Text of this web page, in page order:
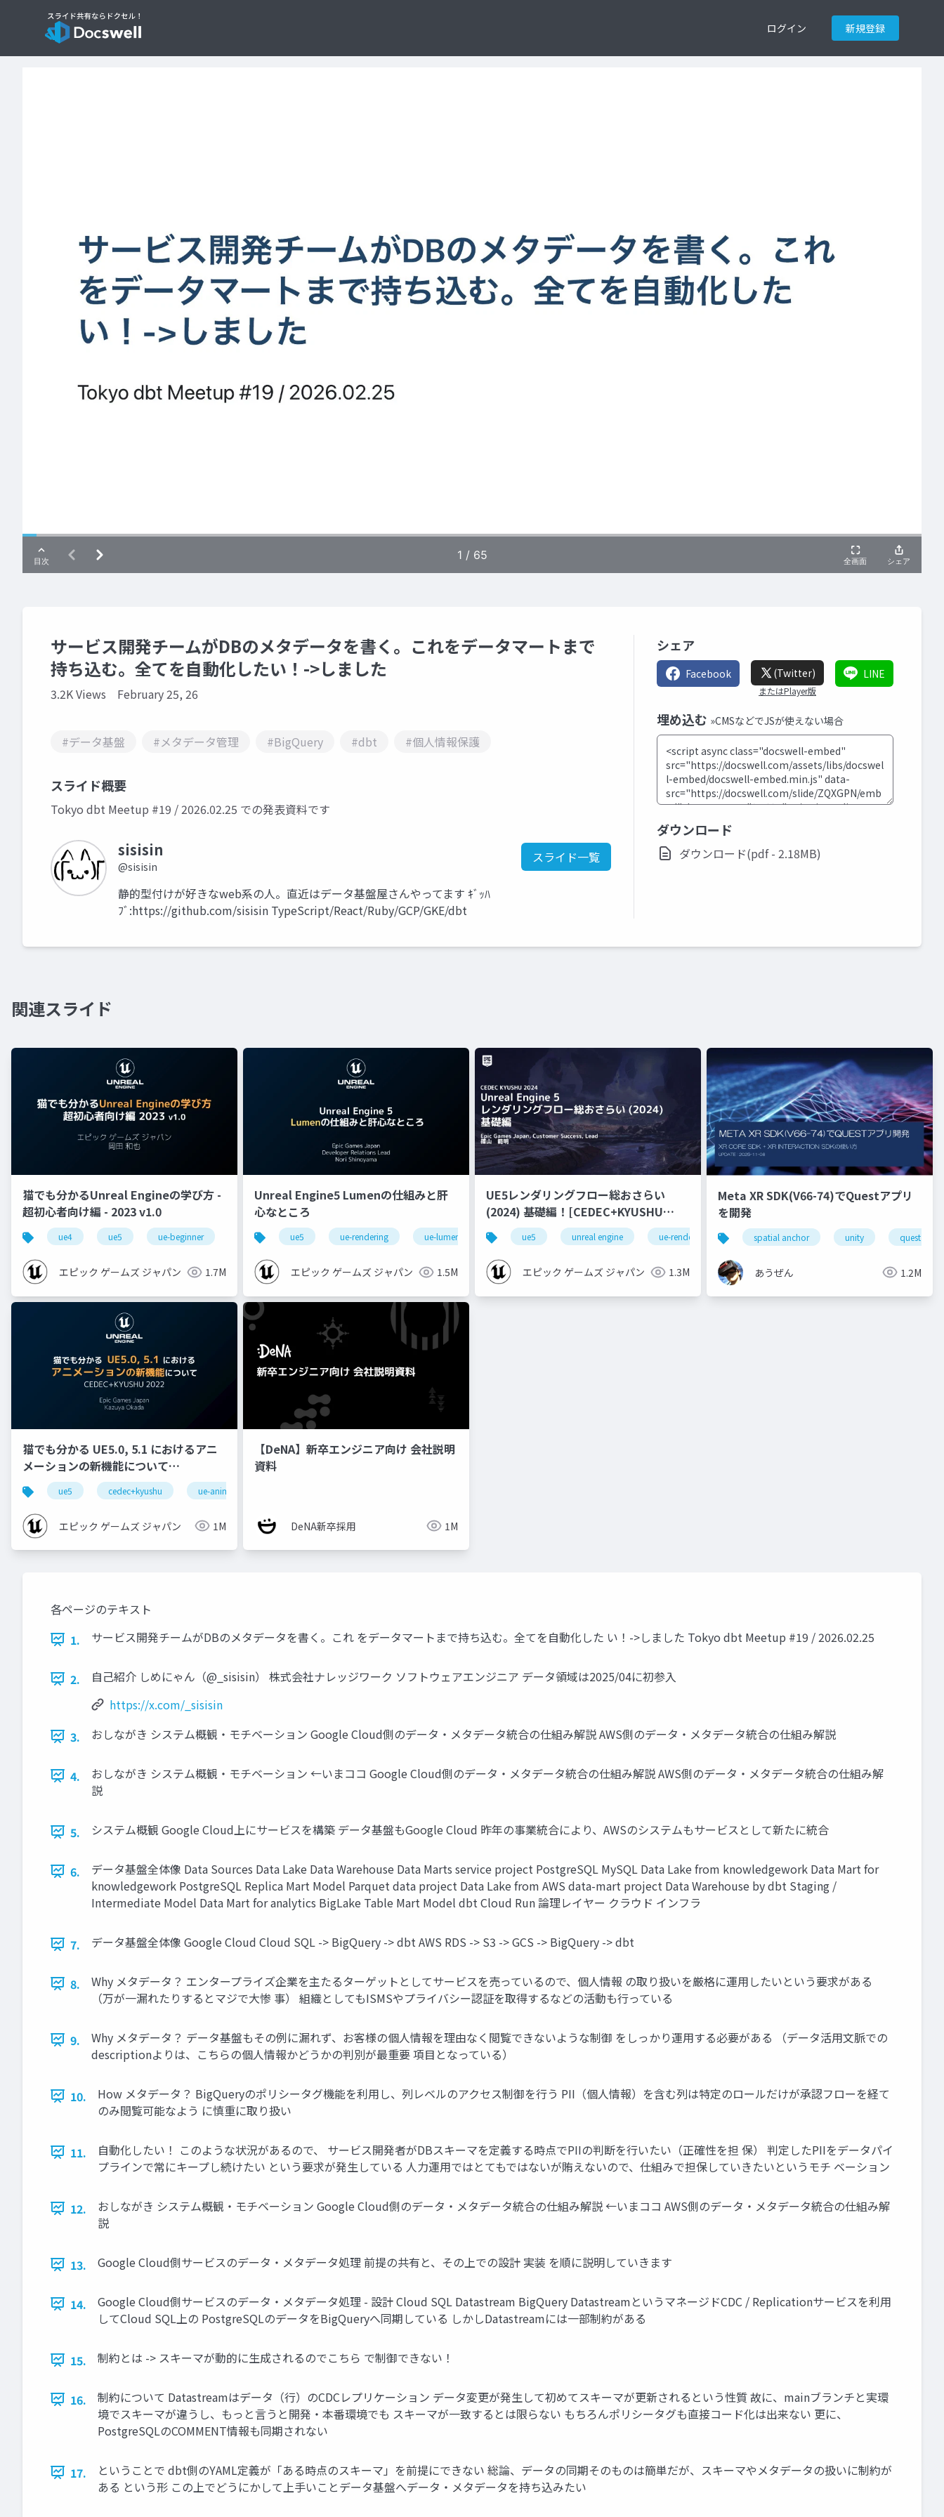
ログイン 新規登録
サービス開発チームがDBのメタデータを書く。これをデータマートまで
持ち込む。全てを自動化したい！->しました
3.2K Views February 25, 26
#データ基盤 #メタデータ管理 #BigQuery #dbt #個人情報保護
スライド概要
Tokyo dbt Meetup #19 / 2026.02.25 での発表資料です
sisisin
@sisisin
スライド一覧
静的型付けが好きなweb系の人。直近はデータ基盤屋さんやってます ｷﾞｯﾊ
ﾌﾞ:https://github.com/sisisin TypeScript/React/Ruby/GCP/GKE/dbt
シェア
Facebook (Twitter)
またはPlayer版
LINE
埋め込む »CMSなどでJSが使えない場合
ダウンロード
ダウンロード(pdf - 2.18MB)
関連スライド
猫でも分かるUnreal Engineの学び方 -
超初心者向け編 - 2023 v1.0
ue4 ue5 ue-beginner
エピック ゲームズ ジャパン 1.7M
Unreal Engine5 Lumenの仕組みと肝
心なところ
ue5 ue-rendering ue-lumen
エピック ゲームズ ジャパン 1.5M
UE5レンダリングフロー総おさらい
(2024) 基礎編！[CEDEC+KYUSHU
2024] ue5 unreal engine ue-rendering
エピック ゲームズ ジャパン 1.3M
Meta XR SDK(V66-74)でQuestアプリ
を開発
spatial anchor unity quest pro
あうぜん 1.2M
猫でも分かる UE5.0, 5.1 におけるアニ
メーションの新機能について
【CEDEC+KYUSHU 2022】
ue5 cedec+kyushu ue-animation
エピック ゲームズ ジャパン 1M
【DeNA】新卒エンジニア向け 会社説明
資料
DeNA新卒採用 1M
各ページのテキスト
1.
サービス開発チームがDBのメタデータを書く。これ をデータマートまで持ち込む。全てを自動化した い！->しました Tokyo dbt Meetup #19 / 2026.02.25
2.
自己紹介 しめにゃん（@_sisisin） 株式会社ナレッジワーク ソフトウェアエンジニア データ領域は2025/04に初参入
https://x.com/_sisisin
3.
おしながき システム概観・モチベーション Google Cloud側のデータ・メタデータ統合の仕組み解説 AWS側のデータ・メタデータ統合の仕組み解説
4.
おしながき システム概観・モチベーション ←いまココ Google Cloud側のデータ・メタデータ統合の仕組み解説 AWS側のデータ・メタデータ統合の仕組み解
説
5. システム概観 Google Cloud上にサービスを構築 データ基盤もGoogle Cloud 昨年の事業統合により、AWSのシステムもサービスとして新たに統合
6.
データ基盤全体像 Data Sources Data Lake Data Warehouse Data Marts service project PostgreSQL MySQL Data Lake from knowledgework Data Mart for
knowledgework PostgreSQL Replica Mart Model Parquet data project Data Lake from AWS data-mart project Data Warehouse by dbt Staging /
Intermediate Model Data Mart for analytics BigLake Table Mart Model dbt Cloud Run 論理レイヤー クラウド インフラ
7. データ基盤全体像 Google Cloud Cloud SQL -> BigQuery -> dbt AWS RDS -> S3 -> GCS -> BigQuery -> dbt
8.
Why メタデータ？ エンタープライズ企業を主たるターゲットとしてサービスを売っているので、個人情報 の取り扱いを厳格に運用したいという要求がある
（万が一漏れたりするとマジで大惨 事） 組織としてもISMSやプライバシー認証を取得するなどの活動も行っている
9.
Why メタデータ？ データ基盤もその例に漏れず、お客様の個人情報を理由なく閲覧できないような制御 をしっかり運用する必要がある （データ活用文脈での
descriptionよりは、こちらの個人情報かどうかの判別が最重要 項目となっている）
10.
How メタデータ？ BigQueryのポリシータグ機能を利用し、列レベルのアクセス制御を行う PII（個人情報）を含む列は特定のロールだけが承認フローを経て
のみ閲覧可能なよう に慎重に取り扱い
11.
自動化したい！ このような状況があるので、 サービス開発者がDBスキーマを定義する時点でPIIの判断を行いたい（正確性を担 保） 判定したPIIをデータパイ
プラインで常にキープし続けたい という要求が発生している 人力運用ではとてもではないが賄えないので、仕組みで担保していきたいというモチ ベーション
12.
おしながき システム概観・モチベーション Google Cloud側のデータ・メタデータ統合の仕組み解説 ←いまココ AWS側のデータ・メタデータ統合の仕組み解
説
13. Google Cloud側サービスのデータ・メタデータ処理 前提の共有と、その上での設計 実装 を順に説明していきます
14.
Google Cloud側サービスのデータ・メタデータ処理 - 設計 Cloud SQL Datastream BigQuery DatastreamというマネージドCDC / Replicationサービスを利用
してCloud SQL上の PostgreSQLのデータをBigQueryへ同期している しかしDatastreamには一部制約がある
15. 制約とは -> スキーマが動的に生成されるのでこちら で制御できない！
16.
制約について Datastreamはデータ（行）のCDCレプリケーション データ変更が発生して初めてスキーマが更新されるという性質 故に、mainブランチと実環
境でスキーマが違うし、もっと言うと開発・本番環境でも スキーマが一致するとは限らない もちろんポリシータグも直接コード化は出来ない 更に、
PostgreSQLのCOMMENT情報も同期されない
17.
ということで dbt側のYAML定義が「ある時点のスキーマ」を前提にできない 総論、データの同期そのものは簡単だが、スキーマやメタデータの扱いに制約が
ある という形 この上でどうにかして上手いことデータ基盤へデータ・メタデータを持ち込みたい